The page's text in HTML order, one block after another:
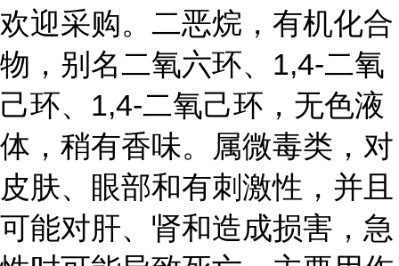
欢迎采购。二恶烷，有机化合
物，别名二氧六环、1,4-二氧
己环、1,4-二氧己环，无色液
体，稍有香味。属微毒类，对
皮肤、眼部和有刺激性，并且
可能对肝、肾和造成损害，急